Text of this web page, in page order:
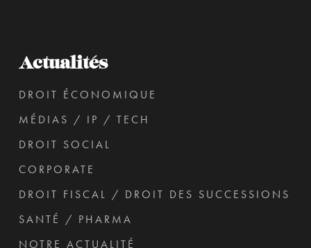
Actualités
DROIT ÉCONOMIQUE
MÉDIAS / IP / TECH
DROIT SOCIAL
CORPORATE
DROIT FISCAL / DROIT DES SUCCESSIONS
SANTÉ / PHARMA
NOTRE ACTUALITÉ